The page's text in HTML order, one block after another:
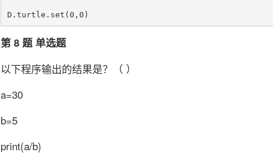
第 8 题 单选题
以下程序输出的结果是？（ ）
a=30
b=5
print(a/b)